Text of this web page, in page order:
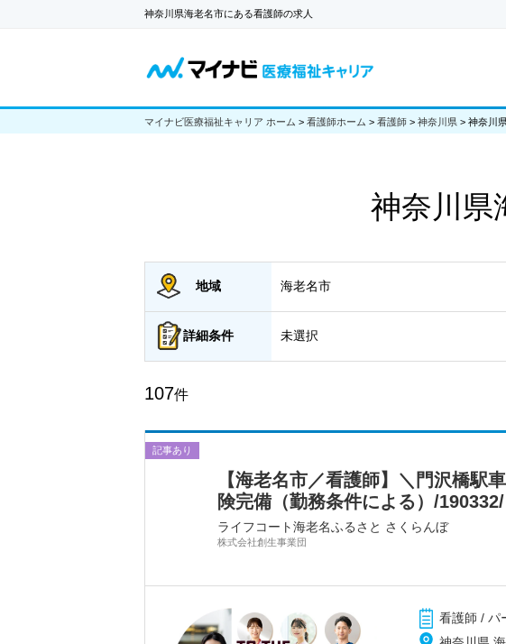
神奈川県海老名市にある看護師の求人
マイナビ医療福祉キャリア ホーム > 看護師ホーム > 看護師 > 神奈川県 > 神奈川
神奈川県
地域 海老名市
詳細条件 未選択
107件
記事あり
【海老名市／看護師】＼門沢橋駅
険完備（勤務条件による）/190332/
ライフコート海老名ふるさと さくらんぼ
株式会社創生事業団
看護師 / パ